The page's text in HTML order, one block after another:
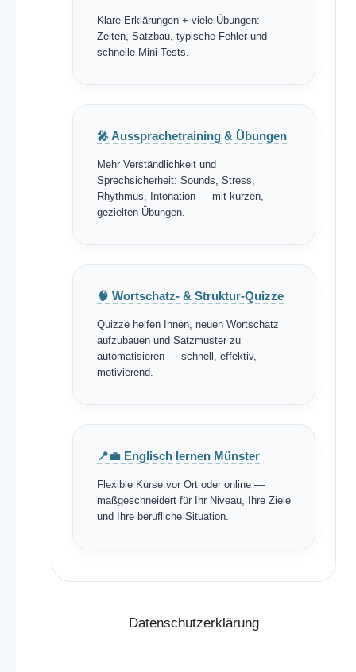
Klare Erklärungen + viele Übungen:
Zeiten, Satzbau, typische Fehler und
schnelle Mini-Tests.
🎤 Aussprachetraining & Übungen
Mehr Verständlichkeit und
Sprechsicherheit: Sounds, Stress,
Rhythmus, Intonation — mit kurzen,
gezielten Übungen.
🧠 Wortschatz- & Struktur-Quizze
Quizze helfen Ihnen, neuen Wortschatz
aufzubauen und Satzmuster zu
automatisieren — schnell, effektiv,
motivierend.
📍💼 Englisch lernen Münster
Flexible Kurse vor Ort oder online —
maßgeschneidert für Ihr Niveau, Ihre Ziele
und Ihre berufliche Situation.
Datenschutzerklärung